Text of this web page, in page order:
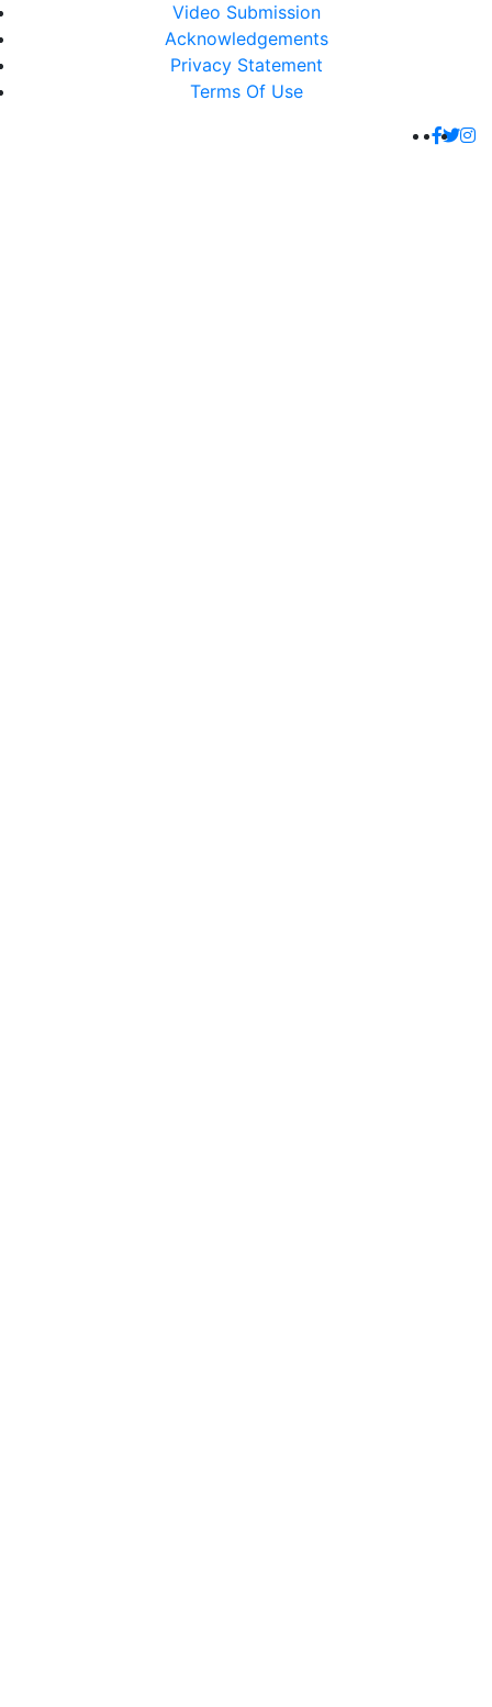
Video Submission
Acknowledgements
Privacy Statement
Terms Of Use